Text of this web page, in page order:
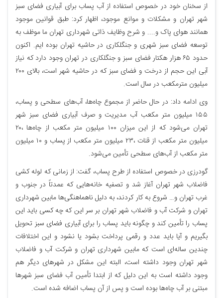
از سخنان خود در خصوص استفاده از آب پساب برای آبیاری فضای سبز
شهر تهران و مشکلات و موانع موجود، اظهار کرد: طبق قوانین موجود
همانند هوای پاک و.... و شرح وظایف ذاتی شهرداری تهران ما موظف به
توسعه فضای سبز شهری و جنگلکاری در حاشیه تهران بوده ایم. اکنون
حدود ۶۵ هزار هکتار فضای سبز و جنگلکاری در تهران وجود دارد که نیاز
آبی این حجم از درخت و فضای سبز که در حاشیه شهر است، بالای ۲۰۰
میلیون مترمکعب در سال است.
وی ادامه داد: در حال حاضر از مجموع چاه‌ها، آب‌های سطحی و پساب،
۱۵۵ میلیون متر مکعب آب مدیریت و صرف آبیاری فضای سبز شهر
تهران می‌شود که از این میزان ۱۰۰ میلیون متر مکعب از چاه‌ها ،۲۰
میلیون متر مکعب از قنات ،۲۳ میلیون متر مکعب از پساب و ۱۰ میلیون
متر مکعب از آب‌های سطحی تأمین می‌شود.
گودرزی در خصوص استفاده از طرح پساب، گفت: از زمانی که لوله کشی
فاضلاب شهر تهران آغاز شد و تصفیه خانه‌هایی که عمدتاً در جنوب و
غرب تهران و… شروع به کار کردند، به دلیل ناهماهنگی‌ها مابین شهرداری
تهران و شرکت آب و فاضلاب شهر تهران بر سر این که چه کسی باید این
پساب را تأمین کند و چگونه باید پساب را برای آبیاری فضای سبز تحویل
بگیریم و آیا باید عدد و رقمی پرداخت بشود یا نشود و این اختلافات
چندین ساله‌ای است که مابین شهرداری تهران و شرکت آب و فاضلاب
شهر تهران وجود داشته است، البته این مشکل در شهرهای دیگر هم
وجود داشته است به این دلیل که از ابتدا تأمین آب فضای سبز شهرها
مبتنی بر آب چاه‌ها بوده است و پس از آن پساب اضافه شده است.